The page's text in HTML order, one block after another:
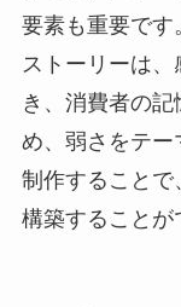
要素も重要で
ストーリーは
き、消費者の
め、弱さをテー
制作することで
構築することが